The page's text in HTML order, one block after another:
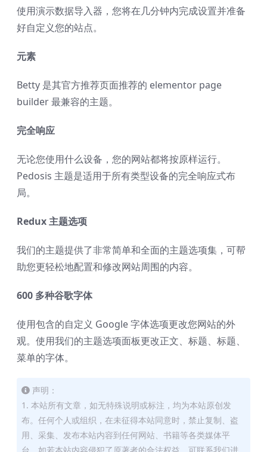
使用演示数据导入器，您将在几分钟内完成设置并准备
好自定义您的站点。
元素
Betty 是其官方推荐页面推荐的 elementor page
builder 最兼容的主题。
完全响应
无论您使用什么设备，您的网站都将按原样运行。
Pedosis 主题是适用于所有类型设备的完全响应式布
局。
Redux 主题选项
我们的主题提供了非常简单和全面的主题选项集，可帮
助您更轻松地配置和修改网站周围的内容。
600 多种谷歌字体
使用包含的自定义 Google 字体选项更改您网站的外
观。使用我们的主题选项面板更改正文、标题、标题、
菜单的字体。
声明：
1. 本站所有文章，如无特殊说明或标注，均为本站原创发
布。任何个人或组织，在未征得本站同意时，禁止复制、盗
用、采集、发布本站内容到任何网站、书籍等各类媒体平